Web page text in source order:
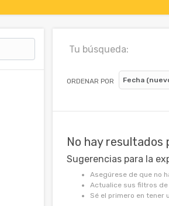
Tu búsqueda:
ORDENAR POR
No hay resultados
Sugerencias para la
Asegúrese de que no
Actualice sus filtros de
Sé el primero en tener